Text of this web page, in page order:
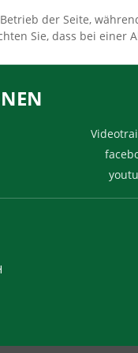
der Seite,
Sie, dass bei